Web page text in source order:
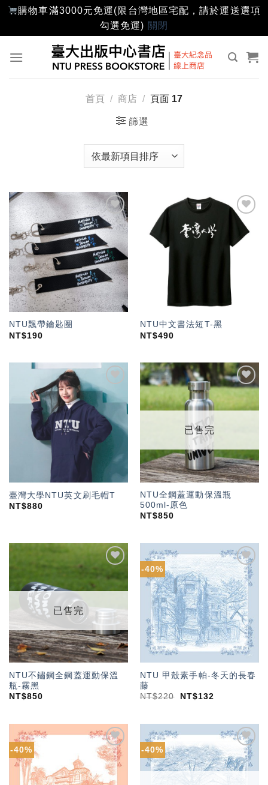
購物車滿3000元免運(限台灣地區宅配，請於運送選項
勾選免運) 關閉
首頁 / 商店 / 頁面 17
篩選
加入
「願
單」
NTU飄帶鑰匙圈
NT$190
加入
「願
望輕
NTU中文書法短T-黑
NT$490
加入
「願
單」
臺灣大學NTU英文刷毛帽T
NT$880
加入
「願
望輕
已售完
NTU全鋼蓋運動保溫瓶
500ml-原色
NT$850
加入
「願
望輕
已售完
NTU不鏽鋼全鋼蓋運動保溫
瓶-霧黑
NT$850
-40%
加入
「願
望輕
單」
NTU 甲殼素手帕-冬天的長春
藤
NT$220 NT$132
-40%
加入
「願
望輕
單」
-40%
加入
「願
望輕